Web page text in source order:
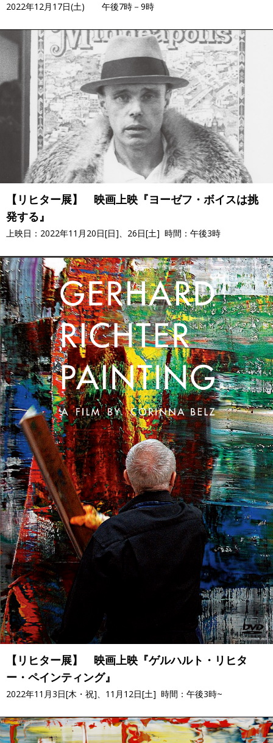
2022年12月17日(土) 午後7時－9時
【リヒター展】 映画上映『ヨーゼフ・ボイスは挑
発する』
上映日：2022年11月20日[日]、26日[土] 時間：午後3時
【リヒター展】 映画上映『ゲルハルト・リヒタ
ー・ペインティング』
2022年11月3日[木・祝]、11月12日[土] 時間：午後3時~